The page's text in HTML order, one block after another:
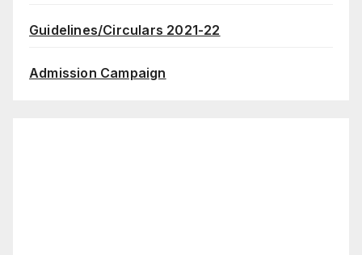
Guidelines/Circulars 2021-22
Admission Campaign